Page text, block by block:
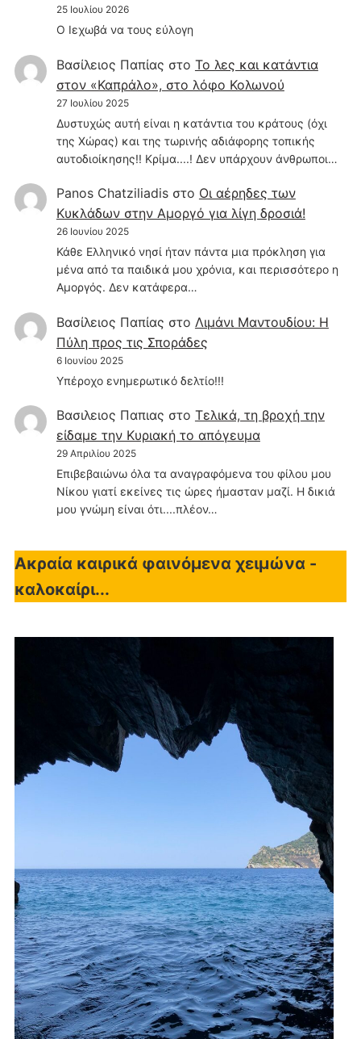
25 Ιουλίου 2026
Ο Ιεχωβά να τους εύλογη
Βασίλειος Παπίας στο Το λες και κατάντια
στον «Καπράλο», στο λόφο Κολωνού
27 Ιουλίου 2025
Δυστυχώς αυτή είναι η κατάντια του κράτους (όχι
της Χώρας) και της τωρινής αδιάφορης τοπικής
αυτοδιοίκησης!! Κρίμα....! Δεν υπάρχουν άνθρωποι…
Panos Chatziliadisστο Οι αέρηδες των
Κυκλάδων στην Αμοργό για λίγη δροσιά!
26 Ιουνίου 2025
Κάθε Ελληνικό νησί ήταν πάντα μια πρόκληση για
μένα από τα παιδικά μου χρόνια, και περισσότερο η
Αμοργός. Δεν κατάφερα…
Βασίλειος Παπίας στο Λιμάνι Μαντουδίου: Η
Πύλη προς τις Σποράδες
6 Ιουνίου 2025
Υπέροχο ενημερωτικό δελτίο!!!
Βασιλειος Παπιας στο Τελικά, τη βροχή την
είδαμε την Κυριακή το απόγευμα
29 Απριλίου 2025
Επιβεβαιώνω όλα τα αναγραφόμενα του φίλου μου
Νίκου γιατί εκείνες τις ώρες ήμασταν μαζί. Η δικιά
μου γνώμη είναι ότι....πλέον…
Ακραία καιρικά φαινόμενα χειμώνα -
καλοκαίρι...